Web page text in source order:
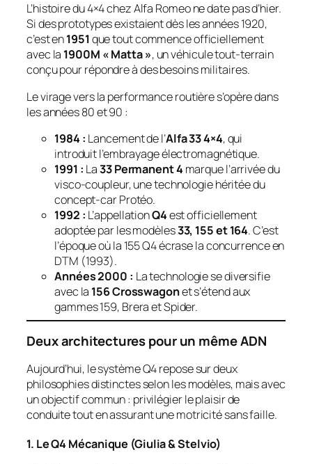
L’histoire du 4×4 chez Alfa Romeo ne date pas d’hier.
Si des prototypes existaient dès les années 1920,
c’est en1951que tout commence officiellement
avec la 1900M « Matta », un véhicule tout-terrain
conçu pour répondre à des besoins militaires.
Le virage vers la performance routière s’opère dans
les années 80 et 90 :
1984 : Lancement de l’Alfa 33 4×4, qui
introduit l’embrayage électromagnétique.
1991 : La33 Permanent 4 marque l’arrivée du
visco-coupleur, une technologie héritée du
concept-car Protéo.
1992 : L’appellationQ4est officiellement
adoptée par les modèles33, 155 et 164. C’est
l’époque où la 155 Q4 écrase la concurrence en
DTM (1993).
Années 2000 : La technologie se diversifie
avec la 156 Crosswagonet s’étend aux
gammes 159, Brera et Spider.
Deux architectures pour un même ADN
Aujourd’hui, le système Q4 repose sur deux
philosophies distinctes selon les modèles, mais avec
un objectif commun : privilégier le plaisir de
conduite tout en assurant une motricité sans faille.
1. Le Q4 Mécanique (Giulia & Stelvio)